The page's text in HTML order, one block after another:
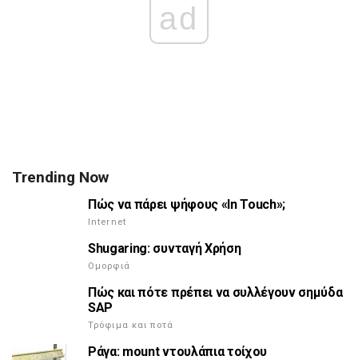
ad
Trending Now
Πώς να πάρει ψήφους «In Touch»;
Internet
Shugaring: συνταγή Χρήση
Ομορφιά
Πώς και πότε πρέπει να συλλέγουν σημύδα
SAP
Τρόφιμα και ποτά
Ράγα: mount ντουλάπια τοίχου